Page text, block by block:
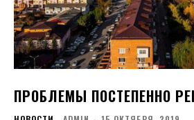
ПРОБЛЕМЫ ПОСТЕПЕННО